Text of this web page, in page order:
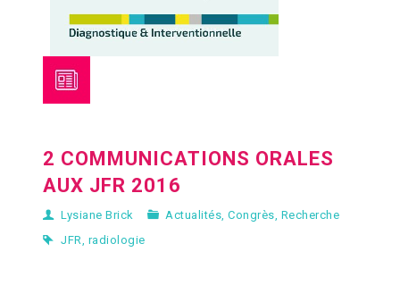
2 COMMUNICATIONS ORALES
AUX JFR 2016
Lysiane Brick Actualités,Congrès, Recherche
JFR, radiologie